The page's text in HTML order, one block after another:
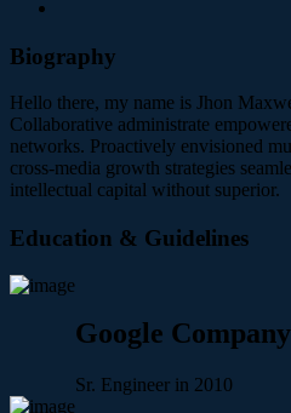
Biography
Hello there, my name is Jhon
Collaborative administrate
networks. Proactively envisioned
cross-media growth strategies
intellectual capital without superior.
Education & Guidelines
Google Company
Sr. Engineer in 2010